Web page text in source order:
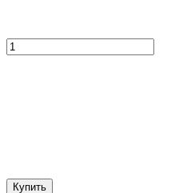
Купить